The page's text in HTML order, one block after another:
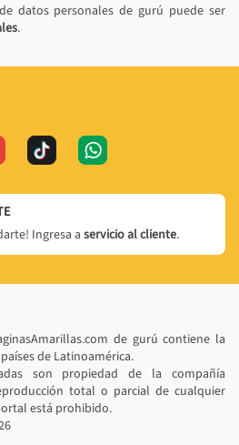
datos personales de gurú puede ser
.
Ingresa a servicio al cliente.
de gurú contiene la
de Latinoamérica.
son propiedad de la compañía
total o parcial de cualquier
está prohibido.